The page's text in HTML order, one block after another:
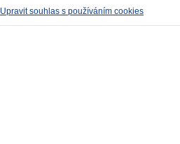
Upravit souhlas s používáním cookies